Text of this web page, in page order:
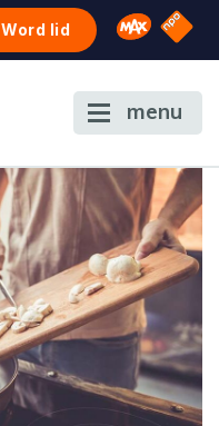
Word lid Omroep
NPO
menu